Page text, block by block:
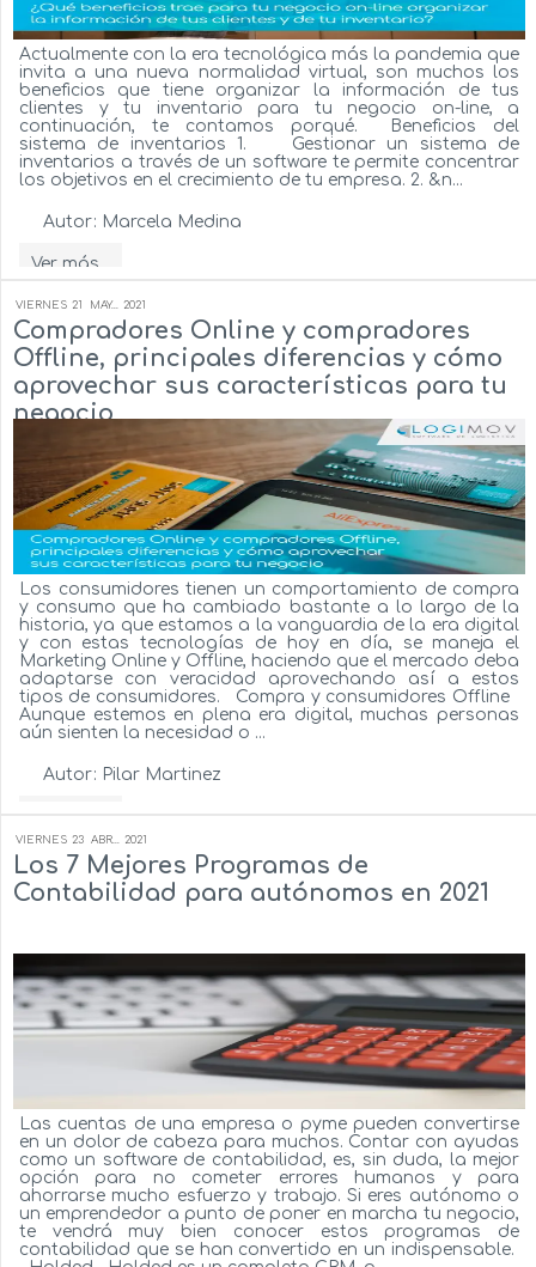
Actualmente con la era tecnológica más la pandemia que
invita a una nueva normalidad virtual, son muchos los
beneficios que tiene organizar la información de tus
clientes y tu inventario para tu negocio on-line, a
continuación, te contamos porqué. Beneficios del
sistema de inventarios 1. Gestionar un sistema de
inventarios a través de un software te permite concentrar
los objetivos en el crecimiento de tu empresa. 2. &n...
Autor: Marcela Medina
Ver más...
VIERNES 21 MAY... 2021
Compradores Online y compradores
Offline, principales diferencias y cómo
aprovechar sus características para tu
negocio
Los consumidores tienen un comportamiento de compra
y consumo que ha cambiado bastante a lo largo de la
historia, ya que estamos a la vanguardia de la era digital
y con estas tecnologías de hoy en día, se maneja el
Marketing Online y Offline, haciendo que el mercado deba
adaptarse con veracidad aprovechando así a estos
tipos de consumidores. Compra y consumidores Offline
Aunque estemos en plena era digital, muchas personas
aún sienten la necesidad o ...
Autor: Pilar Martinez
VIERNES 23 ABR... 2021
Los 7 Mejores Programas de
Contabilidad para autónomos en 2021
Las cuentas de una empresa o pyme pueden convertirse
en un dolor de cabeza para muchos. Contar con ayudas
como un software de contabilidad, es, sin duda, la mejor
opción para no cometer errores humanos y para
ahorrarse mucho esfuerzo y trabajo. Si eres autónomo o
un emprendedor a punto de poner en marcha tu negocio,
te vendrá muy bien conocer estos programas de
contabilidad que se han convertido en un indispensable.